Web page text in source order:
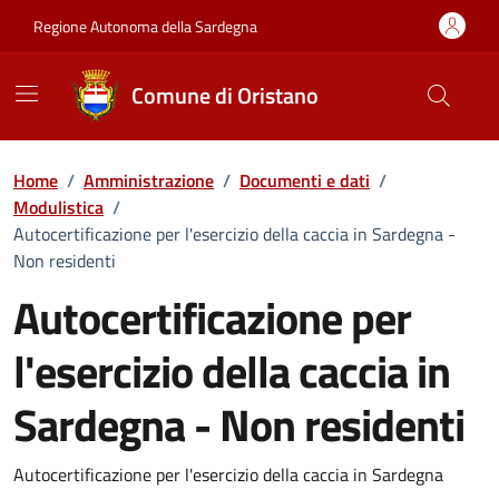
Regione Autonoma della Sardegna
Comune di Oristano
Home / Amministrazione / Documenti e dati /
Modulistica /
Autocertificazione per l'esercizio della caccia in Sardegna -
Non residenti
Autocertificazione per
l'esercizio della caccia in
Sardegna - Non residenti
Dettaglio del documento
Autocertificazione per l'esercizio della caccia in Sardegna